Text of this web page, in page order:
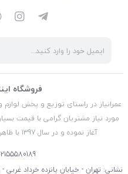
فروشگاه
عمرانیاز در راستای توزیع و پخش
آغاز نموده و در سال 1397 با ظاهری جذاب و جدید ف
نشانی: تهران - خیابان پانزده خرداد